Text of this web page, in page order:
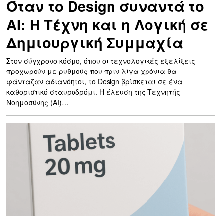
Όταν το Design συναντά το
AI: Η Τέχνη και η Λογική σε
Δημιουργική Συμμαχία
Στον σύγχρονο κόσμο, όπου οι τεχνολογικές εξελίξεις
προχωρούν με ρυθμούς που πριν λίγα χρόνια θα
φάνταζαν αδιανόητοι, το Design βρίσκεται σε ένα
καθοριστικό σταυροδρόμι. Η έλευση της Τεχνητής
Νοημοσύνης (AI)…